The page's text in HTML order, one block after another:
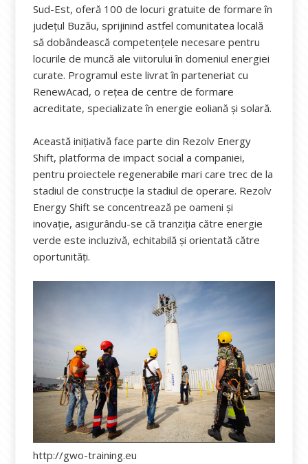
Sud-Est, oferă 100 de locuri gratuite de formare în
județul Buzău, sprijinind astfel comunitatea locală
să dobândească competențele necesare pentru
locurile de muncă ale viitorului în domeniul energiei
curate. Programul este livrat în parteneriat cu
RenewAcad, o rețea de centre de formare
acreditate, specializate în energie eoliană și solară.
Această inițiativă face parte din Rezolv Energy
Shift, platforma de impact social a companiei,
pentru proiectele regenerabile mari care trec de la
stadiul de construcție la stadiul de operare. Rezolv
Energy Shift se concentrează pe oameni și
inovație, asigurându-se că tranziția către energie
verde este incluzivă, echitabilă și orientată către
oportunități.
http://gwo-training.eu